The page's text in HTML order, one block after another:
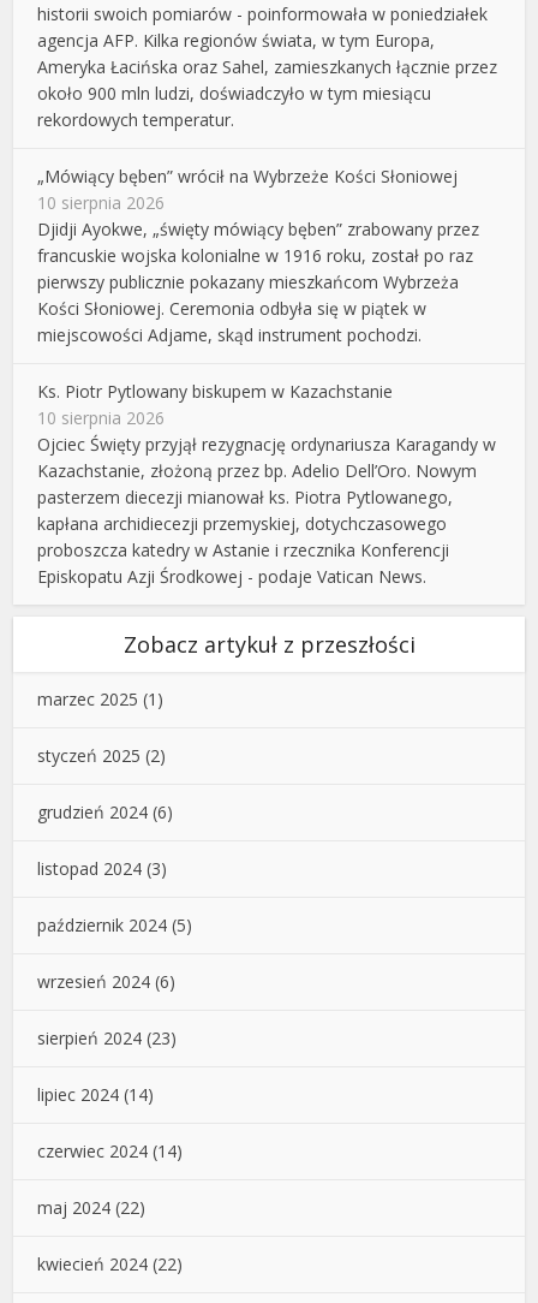
historii swoich pomiarów - poinformowała w poniedziałek
agencja AFP. Kilka regionów świata, w tym Europa,
Ameryka Łacińska oraz Sahel, zamieszkanych łącznie przez
około 900 mln ludzi, doświadczyło w tym miesiącu
rekordowych temperatur.
„Mówiący bęben” wrócił na Wybrzeże Kości Słoniowej
10 sierpnia 2026
Djidji Ayokwe, „święty mówiący bęben” zrabowany przez
francuskie wojska kolonialne w 1916 roku, został po raz
pierwszy publicznie pokazany mieszkańcom Wybrzeża
Kości Słoniowej. Ceremonia odbyła się w piątek w
miejscowości Adjame, skąd instrument pochodzi.
Ks. Piotr Pytlowany biskupem w Kazachstanie
10 sierpnia 2026
Ojciec Święty przyjął rezygnację ordynariusza Karagandy w
Kazachstanie, złożoną przez bp. Adelio Dell’Oro. Nowym
pasterzem diecezji mianował ks. Piotra Pytlowanego,
kapłana archidiecezji przemyskiej, dotychczasowego
proboszcza katedry w Astanie i rzecznika Konferencji
Episkopatu Azji Środkowej - podaje Vatican News.
Zobacz artykuł z przeszłości
marzec 2025 (1)
styczeń 2025 (2)
grudzień 2024 (6)
listopad 2024 (3)
październik 2024 (5)
wrzesień 2024 (6)
sierpień 2024 (23)
lipiec 2024 (14)
czerwiec 2024 (14)
maj 2024 (22)
kwiecień 2024 (22)